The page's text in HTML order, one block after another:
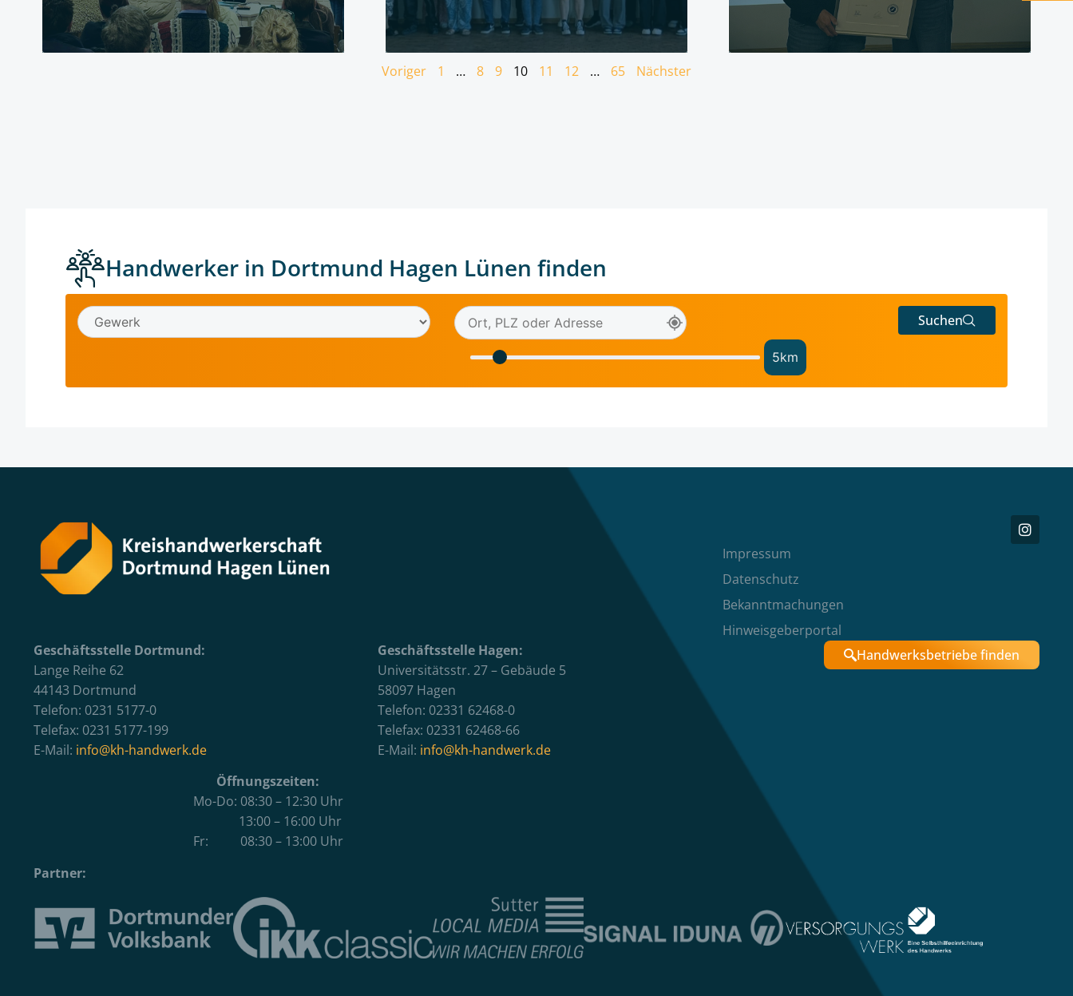
Voriger 1 … 8 9 10 11 12 … 65 Nächster
Handwerker in Dortmund Hagen Lünen finden
5km
Suchen
Impressum
Datenschutz
Bekanntmachungen
Hinweisgeberportal
Geschäftsstelle Dortmund:
Lange Reihe 62
44143 Dortmund
Telefon: 0231 5177-0
Telefax: 0231 5177-199
E-Mail: info@kh-handwerk.de
Geschäftsstelle Hagen:
Universitätsstr. 27 – Gebäude 5
58097 Hagen
Telefon: 02331 62468-0
Telefax: 02331 62468-66
E-Mail: info@kh-handwerk.de
Handwerksbetriebe finden
Öffnungszeiten:
Mo-Do: 08:30 – 12:30 Uhr
13:00 – 16:00 Uhr
Fr: 08:30 – 13:00 Uhr
Partner: